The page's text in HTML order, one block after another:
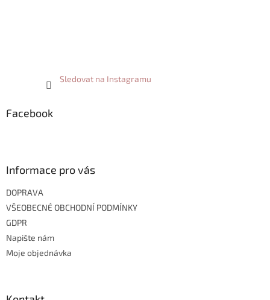
Sledovat na Instagramu
Facebook
Informace pro vás
DOPRAVA
VŠEOBECNÉ OBCHODNÍ PODMÍNKY
GDPR
Napište nám
Moje objednávka